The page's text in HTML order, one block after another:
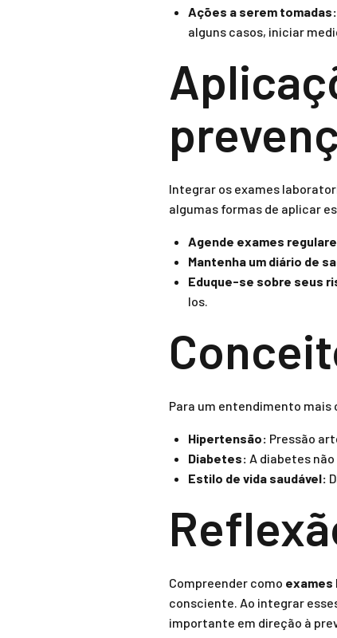
Ações a serem tomadas:
alguns casos, iniciar
Integrar os exames
algumas formas de aplicar
Agende exames
Mantenha um diário de
Eduque-se sobre seus
los.
Para um entendimento
Hipertensão: Pressão
Diabetes: A diabetes
Estilo de vida saudável:
Compreender como exames
consciente. Ao integrar
importante em direção à